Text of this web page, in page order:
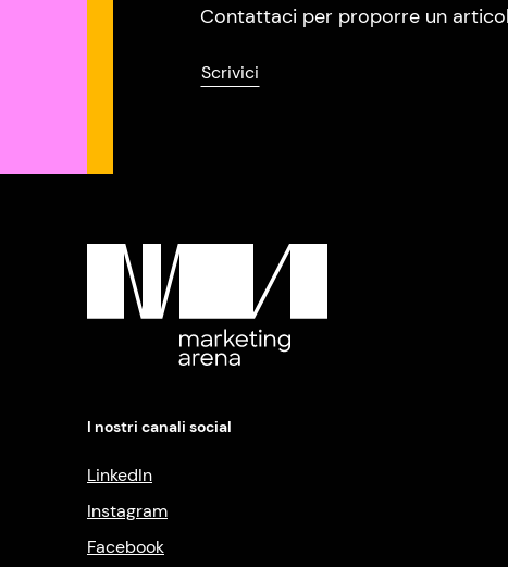
Contattaci per proporre un
Scrivici
I nostri canali social
LinkedIn
Instagram
Facebook